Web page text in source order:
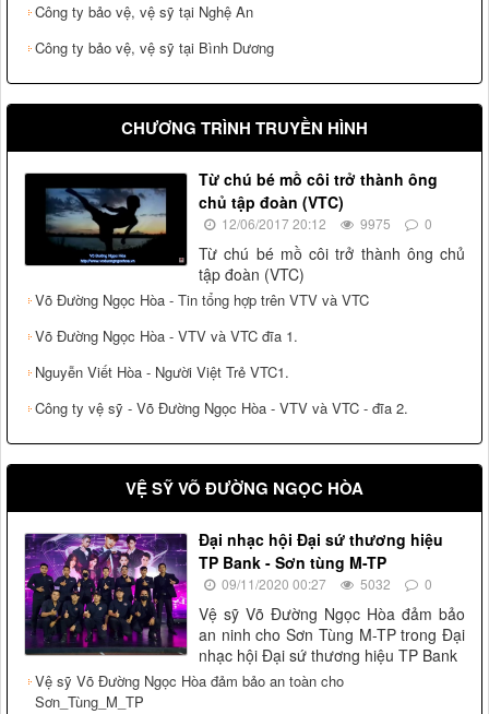
Công ty bảo vệ, vệ sỹ tại Nghệ An
Công ty bảo vệ, vệ sỹ tại Bình Dương
CHƯƠNG TRÌNH TRUYỀN HÌNH
Từ chú bé mồ côi trở thành ông
chủ tập đoàn (VTC)
12/06/2017 20:12 9975 0
Từ chú bé mồ côi trở thành ông chủ
tập đoàn (VTC)
Võ Đường Ngọc Hòa - Tin tổng hợp trên VTV và VTC
Võ Đường Ngọc Hòa - VTV và VTC đĩa 1.
Nguyễn Viết Hòa - Người Việt Trẻ VTC1.
Công ty vệ sỹ - Võ Đường Ngọc Hòa - VTV và VTC - đĩa 2.
VỆ SỸ VÕ ĐƯỜNG NGỌC HÒA
Đại nhạc hội Đại sứ thương hiệu
TP Bank - Sơn tùng M-TP
09/11/2020 00:27 5032 0
Vệ sỹ Võ Đường Ngọc Hòa đảm bảo
an ninh cho Sơn Tùng M-TP trong Đại
nhạc hội Đại sứ thương hiệu TP Bank
Vệ sỹ Võ Đường Ngọc Hòa đảm bảo an toàn cho
Sơn_Tùng_M_TP